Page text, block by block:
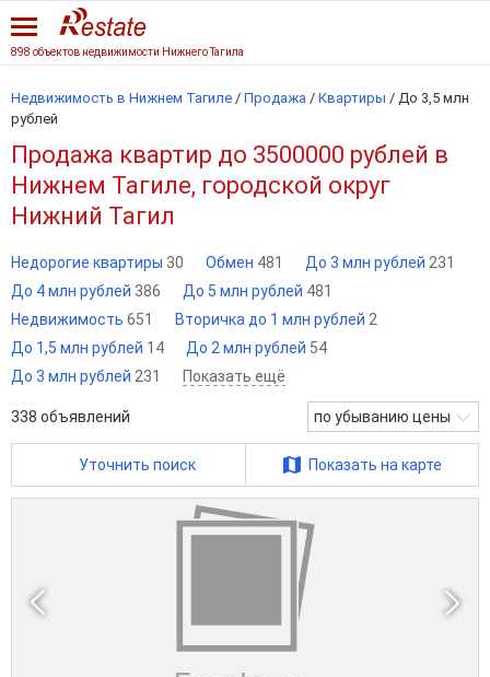
898 объектов недвижимости Нижнего Тагила
Недвижимость в Нижнем Тагиле / Продажа / Квартиры / До 3,5 млн
рублей
Продажа квартир до 3500000 рублей в
Нижнем Тагиле, городской округ
Нижний Тагил
Недорогие квартиры 30 Обмен 481 До 3 млн рублей 231
До 4 млн рублей 386 До 5 млн рублей 481
Недвижимость 651 Вторичка до 1 млн рублей 2
До 1,5 млн рублей 14 До 2 млн рублей 54
До 3 млн рублей 231 Показать ещё
338 объявлений по убыванию цены
Уточнить поиск Показать на карте